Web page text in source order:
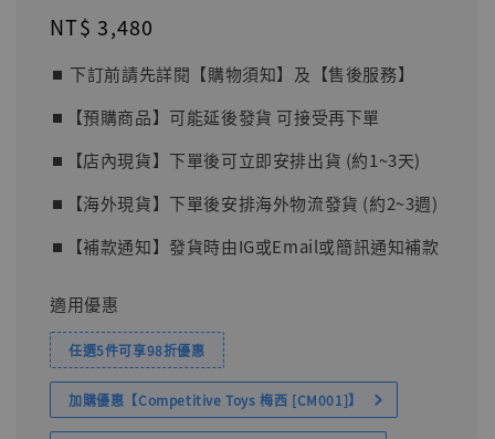
Regular
NT$ 3,480
⏹︎ 下訂前請先詳閱【購物須知】及【售後服務】
⏹︎【預購商品】可能延後發貨 可接受再下單
⏹︎【店內現貨】下單後可立即安排出貨 (約1~3天)
⏹︎【海外現貨】下單後安排海外物流發貨 (約2~3週)
⏹︎【補款通知】發貨時由IG或Email或簡訊通知補款
適用優惠
任選5件可享98折優惠
加購優惠【Competitive Toys 梅西 [CM001]】